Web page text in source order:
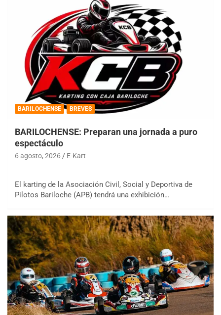
BARILOCHENSE BREVES
BARILOCHENSE: Preparan una jornada a puro
espectáculo
6 agosto, 2026 E-Kart
El karting de la Asociación Civil, Social y Deportiva de
Pilotos Bariloche (APB) tendrá una exhibición…